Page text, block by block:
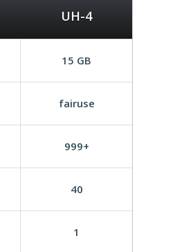
UH-4
15 GB
fairuse
999+
40
1